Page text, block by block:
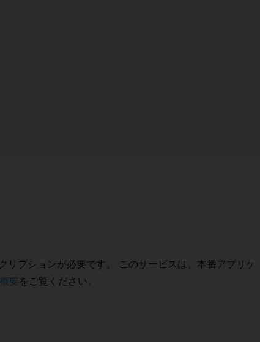
プションが必要です。 このサービスは、本番アプリケ
要 をご覧ください。